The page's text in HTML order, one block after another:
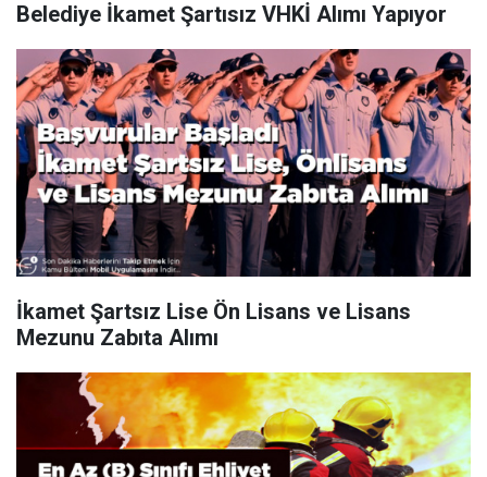
Belediye İkamet Şartısız VHKİ Alımı Yapıyor
İkamet Şartsız Lise Ön Lisans ve Lisans
Mezunu Zabıta Alımı